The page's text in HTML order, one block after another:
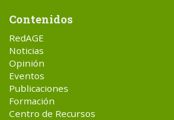
Contenidos
RedAGE
Noticias
Opinión
Eventos
Publicaciones
Formación
Centro de Recursos